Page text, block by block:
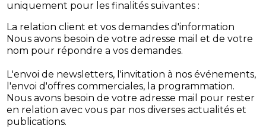
uniquement pour les finalités suivantes :
La relation client et vos demandes d'information
Nous avons besoin de votre adresse mail et de votre
nom pour répondre a vos demandes.
L'envoi de newsletters, l'invitation à nos événements,
l'envoi d'offres commerciales, la programmation.
Nous avons besoin de votre adresse mail pour rester
en relation avec vous par nos diverses actualités et
publications.